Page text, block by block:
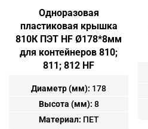
Одноразовая
пластиковая крышка
810К ПЭТ HF Ø178*8мм
для контейнеров 810;
811; 812 HF
Диаметр (мм): 178
Высота (мм): 8
Материал: ПЕТ